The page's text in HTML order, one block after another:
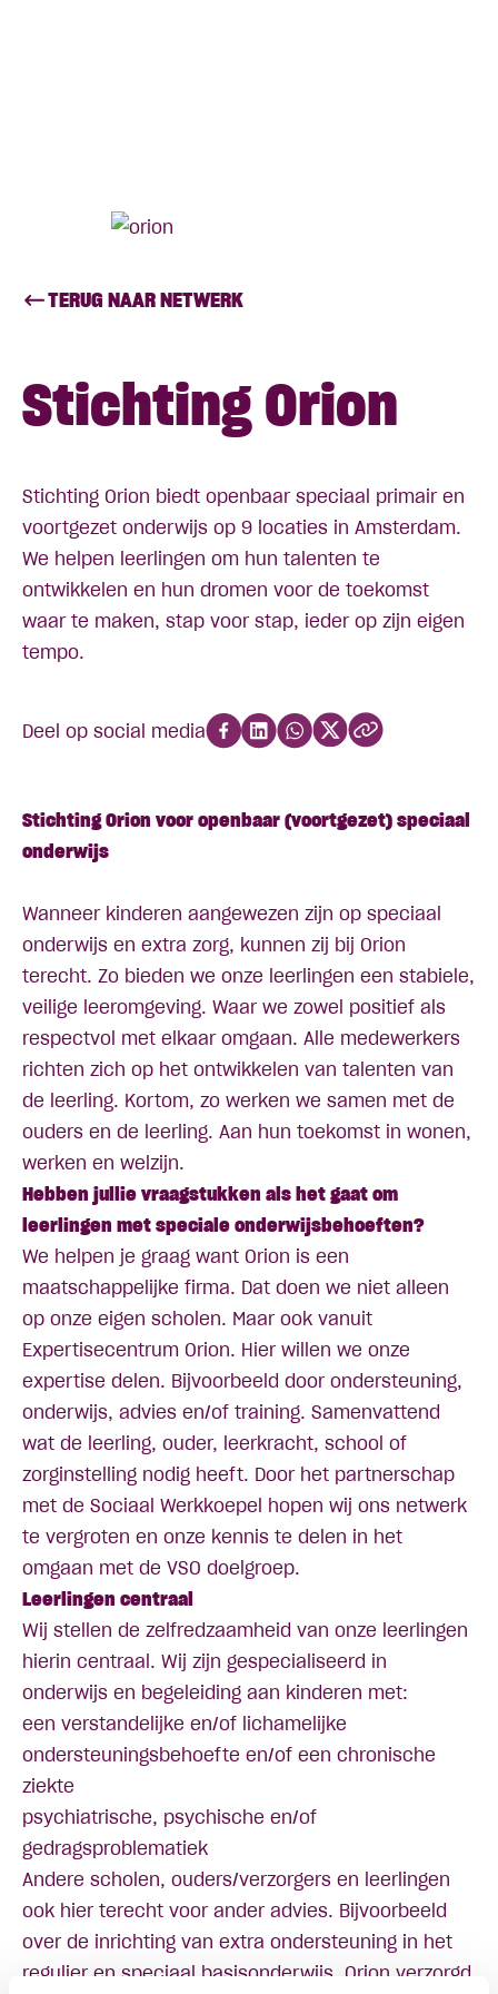
TERUG NAAR NETWERK
Stichting Orion
Stichting Orion biedt openbaar speciaal primair en
voortgezet onderwijs op 9 locaties in Amsterdam.
We helpen leerlingen om hun talenten te
ontwikkelen en hun dromen voor de toekomst
waar te maken, stap voor stap, ieder op zijn eigen
tempo.
Deel op social media
Stichting Orion voor openbaar (voortgezet) speciaal
onderwijs
Wanneer kinderen aangewezen zijn op speciaal
onderwijs en extra zorg, kunnen zij bij Orion
terecht. Zo bieden we onze leerlingen een stabiele,
veilige leeromgeving. Waar we zowel positief als
respectvol met elkaar omgaan. Alle medewerkers
richten zich op het ontwikkelen van talenten van
de leerling. Kortom, zo werken we samen met de
ouders en de leerling. Aan hun toekomst in wonen,
werken en welzijn.
Hebben jullie vraagstukken als het gaat om
leerlingen met speciale onderwijsbehoeften?
We helpen je graag want Orion is een
maatschappelijke firma. Dat doen we niet alleen
op onze eigen scholen. Maar ook vanuit
Expertisecentrum Orion. Hier willen we onze
expertise delen. Bijvoorbeeld door ondersteuning,
onderwijs, advies en/of training. Samenvattend
wat de leerling, ouder, leerkracht, school of
zorginstelling nodig heeft. Door het partnerschap
met de Sociaal Werkkoepel hopen wij ons netwerk
te vergroten en onze kennis te delen in het
omgaan met de VSO doelgroep.
Leerlingen centraal
Wij stellen de zelfredzaamheid van onze leerlingen
hierin centraal. Wij zijn gespecialiseerd in
onderwijs en begeleiding aan kinderen met:
een verstandelijke en/of lichamelijke
ondersteuningsbehoefte en/of een chronische
ziekte
psychiatrische, psychische en/of
gedragsproblematiek
Andere scholen, ouders/verzorgers en leerlingen
ook hier terecht voor ander advies. Bijvoorbeeld
over de inrichting van extra ondersteuning in het
regulier en speciaal basisonderwijs . Orion verzorgd